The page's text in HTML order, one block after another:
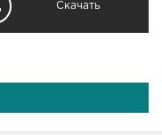
Скачать